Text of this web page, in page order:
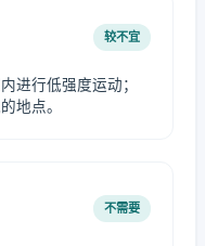
较不宜
进行低强度运动；
地点。
不需要